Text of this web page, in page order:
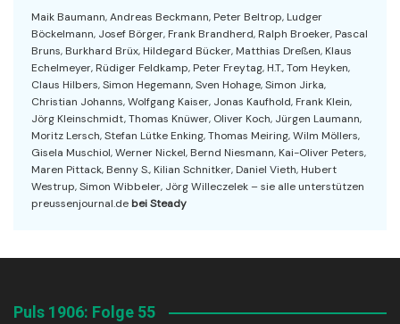
Maik Baumann, Andreas Beckmann, Peter Beltrop, Ludger
Böckelmann, Josef Börger, Frank Brandherd, Ralph Broeker, Pascal
Bruns, Burkhard Brüx, Hildegard Bücker, Matthias Dreßen, Klaus
Echelmeyer, Rüdiger Feldkamp, Peter Freytag, H.T., Tom Heyken,
Claus Hilbers, Simon Hegemann, Sven Hohage, Simon Jirka,
Christian Johanns, Wolfgang Kaiser, Jonas Kaufhold, Frank Klein,
Jörg Kleinschmidt, Thomas Knüwer, Oliver Koch, Jürgen Laumann,
Moritz Lersch, Stefan Lütke Enking, Thomas Meiring, Wilm Möllers,
Gisela Muschiol, Werner Nickel, Bernd Niesmann, Kai-Oliver Peters,
Maren Pittack, Benny S., Kilian Schnitker, Daniel Vieth, Hubert
Westrup, Simon Wibbeler, Jörg Willeczelek – sie alle unterstützen
preussenjournal.de bei Steady
Puls 1906: Folge 55